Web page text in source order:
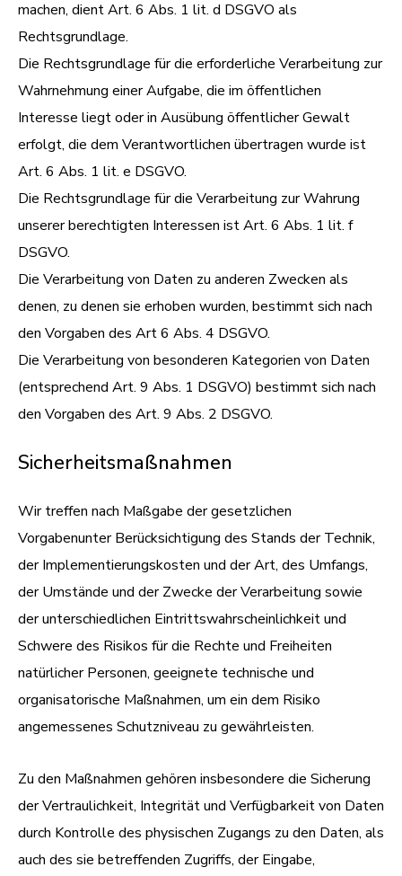
machen, dient Art. 6 Abs. 1 lit. d DSGVO als
Rechtsgrundlage.
Die Rechtsgrundlage für die erforderliche Verarbeitung zur
Wahrnehmung einer Aufgabe, die im öffentlichen
Interesse liegt oder in Ausübung öffentlicher Gewalt
erfolgt, die dem Verantwortlichen übertragen wurde ist
Art. 6 Abs. 1 lit. e DSGVO.
Die Rechtsgrundlage für die Verarbeitung zur Wahrung
unserer berechtigten Interessen ist Art. 6 Abs. 1 lit. f
DSGVO.
Die Verarbeitung von Daten zu anderen Zwecken als
denen, zu denen sie erhoben wurden, bestimmt sich nach
den Vorgaben des Art 6 Abs. 4 DSGVO.
Die Verarbeitung von besonderen Kategorien von Daten
(entsprechend Art. 9 Abs. 1 DSGVO) bestimmt sich nach
den Vorgaben des Art. 9 Abs. 2 DSGVO.
Sicherheitsmaßnahmen
Wir treffen nach Maßgabe der gesetzlichen
Vorgabenunter Berücksichtigung des Stands der Technik,
der Implementierungskosten und der Art, des Umfangs,
der Umstände und der Zwecke der Verarbeitung sowie
der unterschiedlichen Eintrittswahrscheinlichkeit und
Schwere des Risikos für die Rechte und Freiheiten
natürlicher Personen, geeignete technische und
organisatorische Maßnahmen, um ein dem Risiko
angemessenes Schutzniveau zu gewährleisten.
Zu den Maßnahmen gehören insbesondere die Sicherung
der Vertraulichkeit, Integrität und Verfügbarkeit von Daten
durch Kontrolle des physischen Zugangs zu den Daten, als
auch des sie betreffenden Zugriffs, der Eingabe,